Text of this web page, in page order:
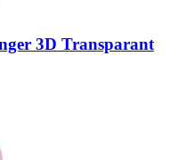
3D Transparant